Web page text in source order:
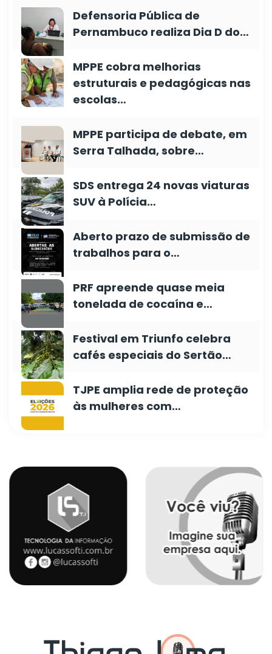
Defensoria Pública de
Pernambuco realiza Dia D do…
MPPE cobra melhorias
estruturais e pedagógicas nas
escolas…
MPPE participa de debate, em
Serra Talhada, sobre…
SDS entrega 24 novas viaturas
SUV à Polícia…
Aberto prazo de submissão de
trabalhos para o…
PRF apreende quase meia
tonelada de cocaína e…
Festival em Triunfo celebra
cafés especiais do Sertão…
TJPE amplia rede de proteção
às mulheres com…